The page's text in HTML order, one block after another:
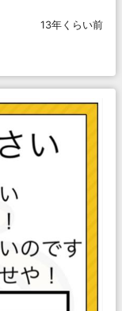
13年くらい前